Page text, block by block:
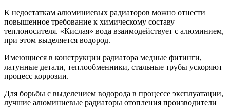
К недостаткам алюминиевых радиаторов можно отнести
повышенное требование к химическому составу
теплоносителя. «Кислая» вода взаимодействует с алюминием,
при этом выделяется водород.
Имеющиеся в конструкции радиатора медные фитинги,
латунные детали, теплообменники, стальные трубы ускоряют
процесс коррозии.
Для борьбы с выделением водорода в процессе эксплуатации,
лучшие алюминиевые радиаторы отопления производители